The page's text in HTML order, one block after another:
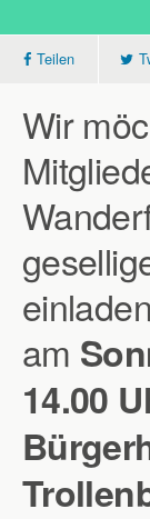
Teilen
Wir
am
14.00